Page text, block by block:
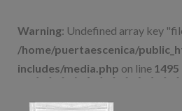
Warning: Undefined array key
/home/puertaescenica/
includes/media.php on line 1495